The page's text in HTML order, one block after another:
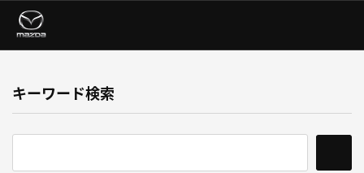
キーワード検索